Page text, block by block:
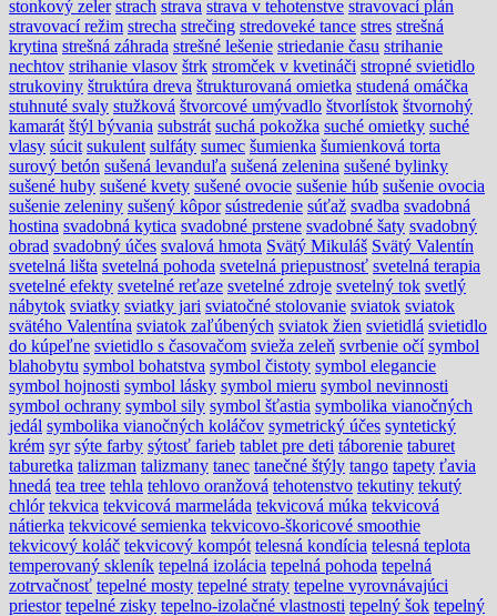
stonkový zeler strach strava strava v tehotenstve stravovací plán
stravovací režim strecha strečing stredoveké tance stres strešná
krytina strešná záhrada strešné lešenie striedanie času strihanie
nechtov strihanie vlasov štrk stromček v kvetináči stropné svietidlo
strukoviny štruktúra dreva štrukturovaná omietka studená omáčka
stuhnuté svaly stužková štvorcové umývadlo štvorlístok štvornohý
kamarát štýl bývania substrát suchá pokožka suché omietky suché
vlasy súcit sukulent sulfáty sumec šumienka šumienková torta
surový betón sušená levanduľa sušená zelenina sušené bylinky
sušené huby sušené kvety sušené ovocie sušenie húb sušenie ovocia
sušenie zeleniny sušený kôpor sústredenie súťaž svadba svadobná
hostina svadobná kytica svadobné prstene svadobné šaty svadobný
obrad svadobný účes svalová hmota Svätý Mikuláš Svätý Valentín
svetelná lišta svetelná pohoda svetelná priepustnosť svetelná terapia
svetelné efekty svetelné reťaze svetelné zdroje svetelný tok svetlý
nábytok sviatky sviatky jari sviatočné stolovanie sviatok sviatok
svätého Valentína sviatok zaľúbených sviatok žien svietidlá svietidlo
do kúpeľne svietidlo s časovačom svieža zeleň svrbenie očí symbol
blahobytu symbol bohatstva symbol čistoty symbol elegancie
symbol hojnosti symbol lásky symbol mieru symbol nevinnosti
symbol ochrany symbol sily symbol šťastia symbolika vianočných
jedál symbolika vianočných koláčov symetrický účes syntetický
krém syr sýte farby sýtosť farieb tablet pre deti táborenie taburet
taburetka talizman talizmany tanec tanečné štýly tango tapety ťavia
hnedá tea tree tehla tehlovo oranžová tehotenstvo tekutiny tekutý
chlór tekvica tekvicová marmeláda tekvicová múka tekvicová
nátierka tekvicové semienka tekvicovo-škoricové smoothie
tekvicový koláč tekvicový kompót telesná kondícia telesná teplota
temperovaný skleník tepelná izolácia tepelná pohoda tepelná
zotrvačnosť tepelné mosty tepelné straty tepelne vyrovnávajúci
priestor tepelné zisky tepelno-izolačné vlastnosti tepelný šok tepelný